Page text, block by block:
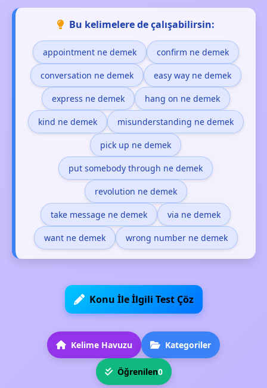
Bu kelimelere de çalışabilirsin:
appointment ne demek confirm ne demek
conversation ne demek easy way ne demek
express ne demek hang on ne demek
kind ne demek misunderstanding ne demek
pick up ne demek
put somebody through ne demek
revolution ne demek
take message ne demek via ne demek
want ne demek wrong number ne demek
Konu İle İlgili Test Çöz
Kelime Havuzu Kategoriler
Öğrenilen0